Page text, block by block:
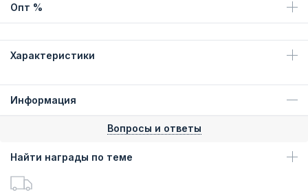
Опт %
Характеристики
Информация
Вопросы и ответы
Найти награды по теме